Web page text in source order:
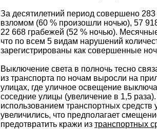
За десятилетний период совершено
взломом (60 % произошли ночью), 57
22 668 грабежей (52 % ночью).
что по всем 5 видам нарушений
зарегистрированы как совершенные
Выключение света в полночь тесно
из транспорта по ночам выросли на
улицах, где уличное освещение
соседние улицы (увеличение в 1,5
использованием транспортных
увеличились, что предполагает
предотвратить кражи из транспортных